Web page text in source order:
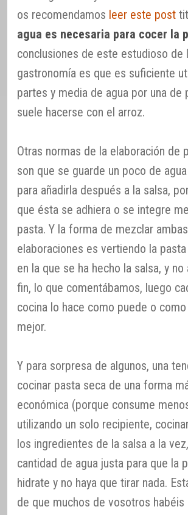
os recomendamos leer este post
agua es necesaria para cocer la
conclusiones de este estudioso de
gastronomía es que es suficiente
partes y media de agua por una de
suele hacerse con el arroz.
Otras normas de la elaboración de
son que se guarde un poco de
para añadirla después a la salsa,
que ésta se adhiera o se integre
pasta. Y la forma de mezclar ambas
elaboraciones es vertiendo la
en la que se ha hecho la salsa, y no
fin, lo que comentábamos, luego
cocina lo hace como puede o
mejor.
Y para sorpresa de algunos, una
cocinar pasta seca de una forma
económica (porque consume
utilizando un solo recipiente,
los ingredientes de la salsa a la
cantidad de agua justa para que la
hidrate y no haya que tirar nada.
de que muchos de vosotros habéis